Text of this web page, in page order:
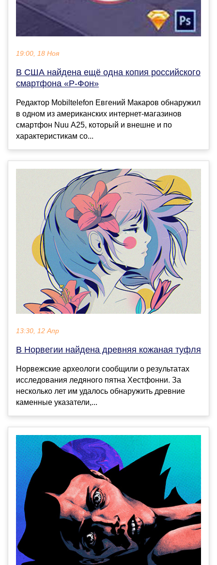
19:00, 18 Ноя
В США найдена ещё одна копия российского
смартфона «Р-Фон»
Редактор Mobiltelefon Евгений Макаров обнаружил
в одном из американских интернет-магазинов
смартфон Nuu A25, который и внешне и по
характеристикам со...
13:30, 12 Апр
В Норвегии найдена древняя кожаная туфля
Норвежские археологи сообщили о результатах
исследования ледяного пятна Хестфонни. За
несколько лет им удалось обнаружить древние
каменные указатели,...